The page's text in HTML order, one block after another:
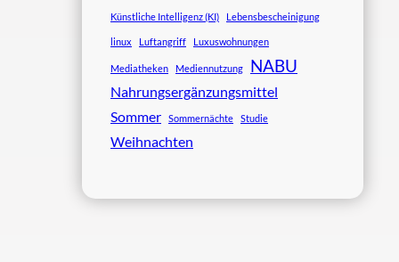
Künstliche Intelligenz (KI) Lebensbescheinigung
linux Luftangriff Luxuswohnungen
Mediatheken Mediennutzung NABU
Nahrungsergänzungsmittel
Sommer
Sommernächte Studie
Weihnachten